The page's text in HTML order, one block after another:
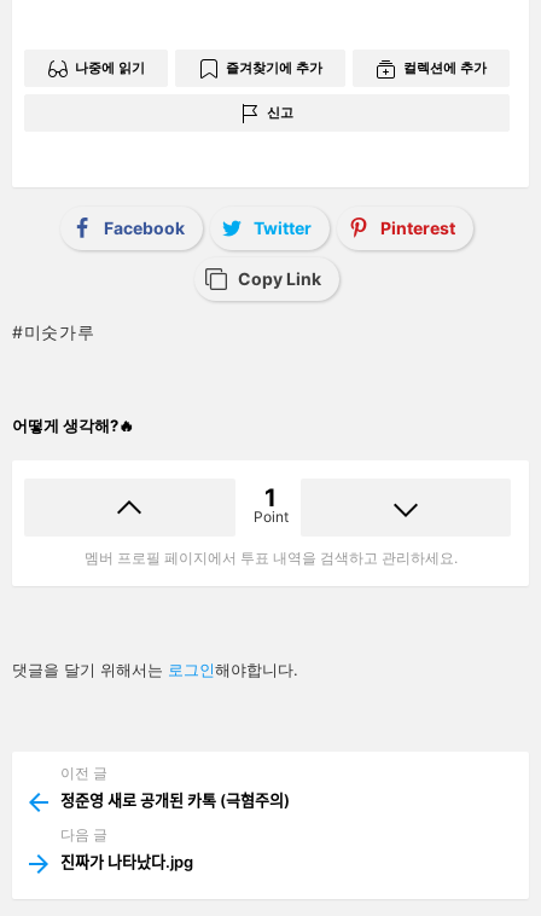
나중에 읽기 즐겨찾기에 추가 컬렉션에 추가
신고
Facebook Twitter Pinterest
Copy Link
미숫가루
어떻게 생각해?🔥
1
Point
멤버 프로필 페이지에서 투표 내역을 검색하고 관리하세요.
답
글
댓글을 달기 위해서는 로그인해야합니다.
more
이전 글
정준영 새로 공개된 카톡 (극혐주의)
다음 글
진짜가 나타났다.jpg